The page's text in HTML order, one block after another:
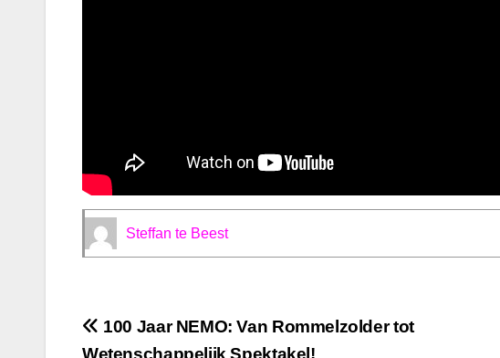
Steffan te Beest
Bericht
100 Jaar NEMO: Van Rommelzolder tot
Wetenschappelijk Spektakel!